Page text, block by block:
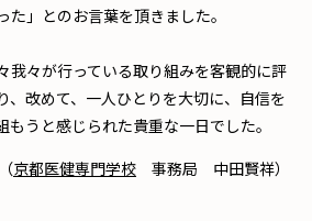
た」とのお言葉を頂きました。
我々が行っている取り組みを客観的に評
、改めて、一人ひとりを大切に、自信を
もうと感じられた貴重な一日でした。
（京都医健専門学校 事務局 中田賢祥）